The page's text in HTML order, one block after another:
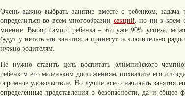
Очень важно выбрать занятие вместе с ребенком,
определиться во всем многообразиисекций, но ни в коем
мнение. Выбор самого ребенка – это уже 90% успеха,
будут угнетать эти занятия, а принесут исключительно
нужно родителям.
Не нужно ставить цель воспитать олимпийского
ребенком его маленьким достижениям, похвалите его и
огромное удовольствие. Но лучше всего начинать занятия
определенные представления о безопасности, да и общее